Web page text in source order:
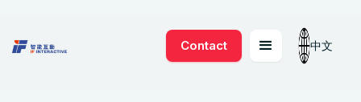
Contact 中文